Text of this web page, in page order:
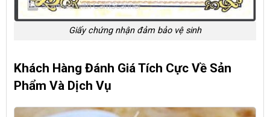
Giấy chứng nhận đảm bảo vệ sinh
Khách Hàng Đánh Giá Tích Cực Về Sản
Phẩm Và Dịch Vụ